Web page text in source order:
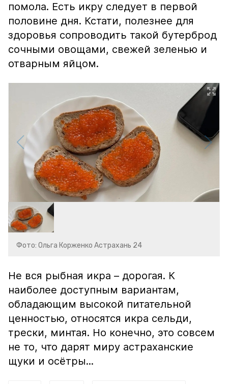
помола. Есть икру следует в первой
половине дня. Кстати, полезнее для
здоровья сопроводить такой бутерброд
сочными овощами, свежей зеленью и
отварным яйцом.
Фото: Ольга Корженко Астрахань 24
Не вся рыбная икра – дорогая. К
наиболее доступным вариантам,
обладающим высокой питательной
ценностью, относятся икра сельди,
трески, минтая. Но конечно, это совсем
не то, что дарят миру астраханские
щуки и осётры...